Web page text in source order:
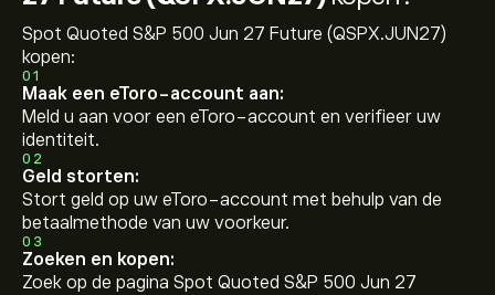
Spot Quoted S&P 500 Jun 27 Future (QSPX.JUN27)
kopen:
01
Maak een eToro-account aan:
Meld u aan voor een eToro-account en verifieer uw
identiteit.
02
Geld storten:
Stort geld op uw eToro-account met behulp van de
betaalmethode van uw voorkeur.
03
Zoeken en kopen:
Zoek op de pagina Spot Quoted S&P 500 Jun 27